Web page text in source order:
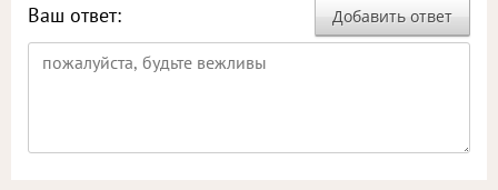
Добавить ответ
Ваш ответ: